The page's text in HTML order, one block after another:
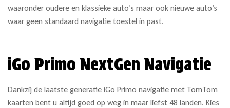
waaronder oudere en klassieke auto’s maar ook nieuwe auto’s
waar geen standaard navigatie toestel in past.
iGo Primo NextGen Navigatie
Dankzij de laatste generatie iGo Primo navigatie met TomTom
kaarten bent u altijd goed op weg in maar liefst 48 landen. Kies